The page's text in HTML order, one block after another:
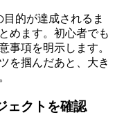
目的が達成されるま
めます。初心者でも
事項を明示します。
を掴んだあと、大き
ェクトを確認